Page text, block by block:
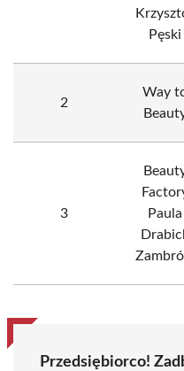
Pęski
2
Way
3
Paula
Przedsiębiorco!